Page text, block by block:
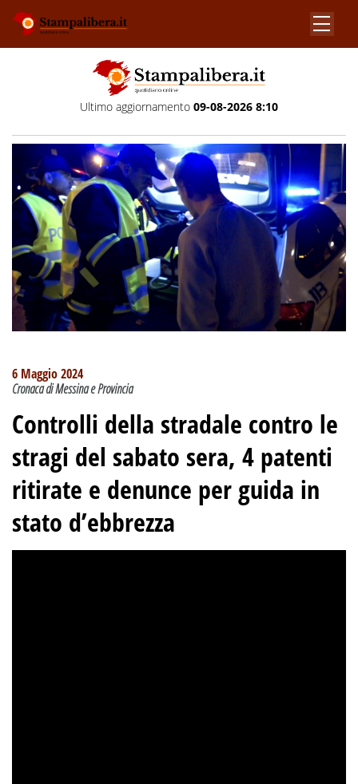
Ultimo aggiornamento 09-08-2026 8:10
6 Maggio 2024
Cronaca di Messina e Provincia
Controlli della stradale contro le
stragi del sabato sera, 4 patenti
ritirate e denunce per guida in
stato d’ebbrezza